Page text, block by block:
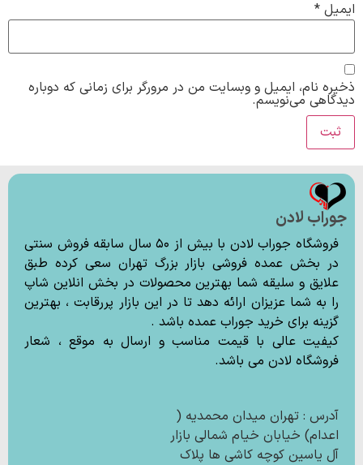
ایمیل *
ذخیره نام، ایمیل و وبسایت من در مرورگر برای زمانی که دوباره
دیدگاهی می‌نویسم.
جوراب لادن
فروشگاه جوراب لادن با بیش از ۵۰ سال سابقه فروش سنتی
در بخش عمده فروشی بازار بزرگ تهران سعی کرده طبق
علایق و سلیقه شما بهترین محصولات در بخش انلاین شاپ
را به شما عزیزان ارائه دهد تا در این بازار پررقابت ، بهترین
گزینه برای خرید جوراب عمده باشد .
کیفیت عالی با قیمت مناسب و ارسال به موقع ، شعار
فروشگاه لادن می باشد.
آدرس : تهران میدان محمدیه (
اعدام) خیابان خیام شمالی بازار
آل یاسین کوچه کاشی ها پلاک